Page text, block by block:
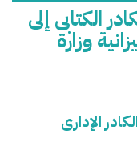
الكتابى إلى
وزارة
الإدارى